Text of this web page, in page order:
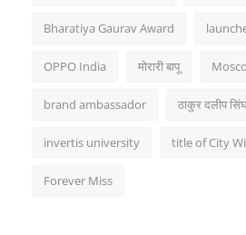
Bharatiya Gaurav Award
OPPO India मोरारी बापू
brand ambassador ठाकुर दलीप
invertis university title of City
Forever Miss